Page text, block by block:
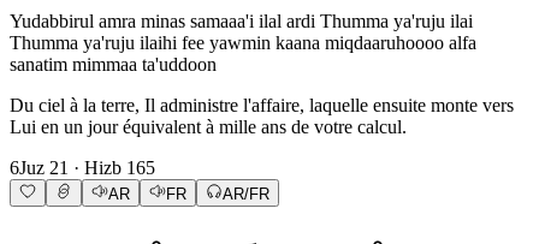
Yudabbirul amra minas samaaa'i ilal ardi Thumma ya'ruju ilai
Thumma ya'ruju ilaihi fee yawmin kaana miqdaaruhoooo alfa
sanatim mimmaa ta'uddoon
Du ciel à la terre, Il administre l'affaire, laquelle ensuite monte vers
Lui en un jour équivalent à mille ans de votre calcul.
6Juz 21 · Hizb 165
AR FR AR/FR